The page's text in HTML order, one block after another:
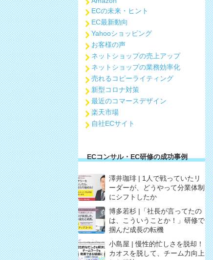
ECの未来・ヒント
EC最新動向
Yahooショッピング
お客様の声
ネットショップの売上アップ
ネットショップの業務効率化
売れるコピーライティング
新型コロナ対策
最近のコマースデザイン
楽天市場
自社ECサイト
ECコンサル・EC研修の成功事例
澤井珈琲 | 1人で戦っていたリ
ーダーが、どうやって分業体制
にシフトしたか
博多若杉 |「社長が言ってたの
は、こういうことか！」研修で
掴んだ成長の転機
小島屋 | 慢性的忙しさを脱却！
カオスを脱して、チーム力向上